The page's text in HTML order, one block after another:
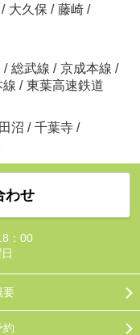
/ 大久保 / 藤崎 /
/ 総武線 / 京成本線 /
線 / 東葉高速鉄道
沼 / 千葉寺 /
わせ
：00
要
約